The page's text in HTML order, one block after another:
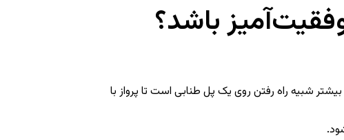
باشد؟
شبیه راه رفتن روی یک پل طنابی است تا پرواز با